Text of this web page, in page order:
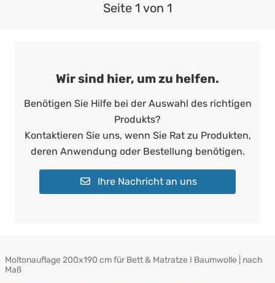
Seite 1 von 1
Wir sind hier, um zu helfen.
Benötigen Sie Hilfe bei der Auswahl des richtigen
Produkts?
Kontaktieren Sie uns, wenn Sie Rat zu Produkten,
deren Anwendung oder Bestellung benötigen.
Ihre Nachricht an uns
Moltonauflage 200x190 cm für Bett & Matratze I Baumwolle | nach
Maß